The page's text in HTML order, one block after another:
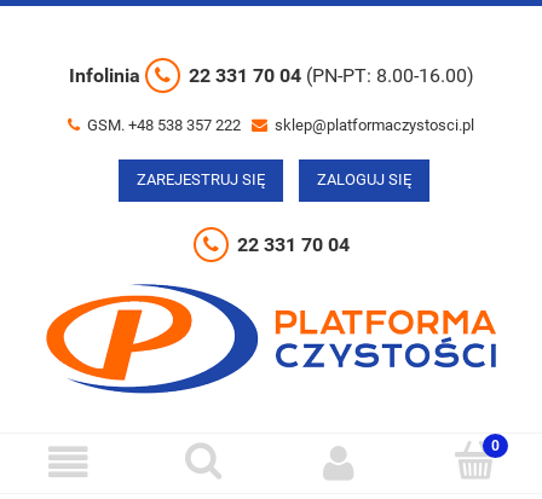
Infolinia 22 331 70 04 (PN-PT: 8.00-16.00)
GSM. +48 538 357 222 sklep@platformaczystosci.pl
ZAREJESTRUJ SIĘ ZALOGUJ SIĘ
22 331 70 04